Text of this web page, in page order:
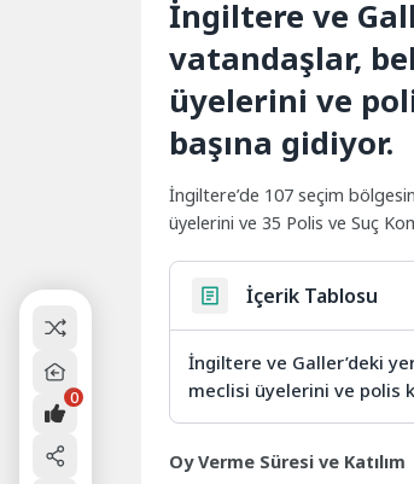
İngiltere ve
vatandaşlar,
üyelerini ve
başına gidiyor.
İngiltere’de 107 seçim
üyelerini ve 35 Polis ve Suç
İçerik Tablosu
İngiltere ve Galler’deki
meclisi üyelerini ve polis
Oy Verme Süresi ve Katılım
0